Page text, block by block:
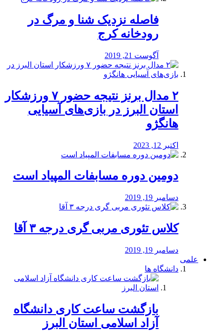
️فاصله نزدیک شنا و مرگ در
رودخانه کرج
آگوست 21, 2019
۲ مدال برنز نتیجه حضور ۷ ورزشکار
استان البرز در بازی‌های آسیایی
هانگژو
اکتبر 12, 2023
دومین دوره مسابفات المپیاد است
دسامبر 19, 2019
کلاس تئوری مربی گری درجه ۳ آقا
دسامبر 19, 2019
علمی
دانشگاه ها
بازگشت ساعت کاری دانشگاه
آزاد اسلامی استان البرز